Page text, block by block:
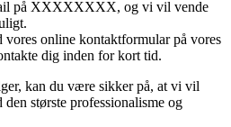
på XXXXXXXX, og vi vil vende
online kontaktformular på vores
dig inden for kort tid.
kan du være sikker på, at vi vil
største professionalisme og